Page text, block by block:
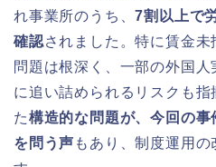
れ事業所のうち、7割以上で
確認されました。特に賃金未
問題は根深く、一部の外国
に追い詰められるリスクも
た構造的な問題が、今回の
を問う声 もあり、制度運用の